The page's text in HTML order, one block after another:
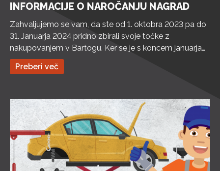
INFORMACIJE O NAROČANJU NAGRAD
Zahvaljujemo se vam, da ste od 1. oktobra 2023 pa do
31. Januarja 2024 pridno zbirali svoje točke z
nakupovanjem v Bartogu. Ker se je s koncem januarja
zaključilo obdobje zbiranja točk znotraj BKLUB-a, je
zdaj čas za naročilo nagrad! Unovčite svoje točke in
Preberi več